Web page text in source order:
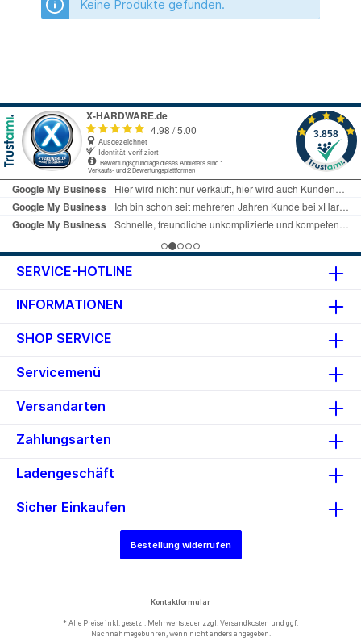
Keine Produkte gefunden.
SERVICE-HOTLINE
INFORMATIONEN
SHOP SERVICE
Servicemenü
Versandarten
Zahlungsarten
Ladengeschäft
Sicher Einkaufen
Bestellung widerrufen
Kontaktformular
* Alle Preise inkl. gesetzl. Mehrwertsteuer zzgl. Versandkosten und ggf.
Nachnahmegebühren, wenn nicht anders angegeben.